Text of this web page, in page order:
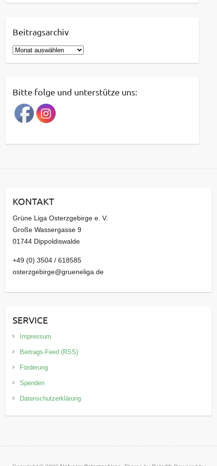
Beitragsarchiv
B
e
r
a
g
a
v
Bitte folge und unterstütze uns:
KONTAKT
Grüne Liga Osterzgebirge e. V.
Große Wassergasse 9
01744 Dippoldiswalde
+49 (0) 3504 / 618585
osterzgebirge@grueneliga.de
SERVICE
Impressum
Beitrags-Feed (RSS)
Förderung
Spenden
Datenschutzerklärung